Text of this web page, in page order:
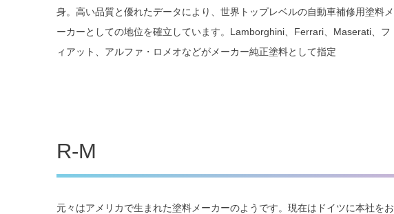
身。高い品質と優れたデータにより、世界トップレベルの自動車補修用塗料メ
ーカーとしての地位を確立しています。Lamborghini、Ferrari、Maserati、フ
ィアット、アルファ・ロメオなどがメーカー純正塗料として指定
R-M
元々はアメリカで生まれた塗料メーカーのようです。現在はドイツに本社をお